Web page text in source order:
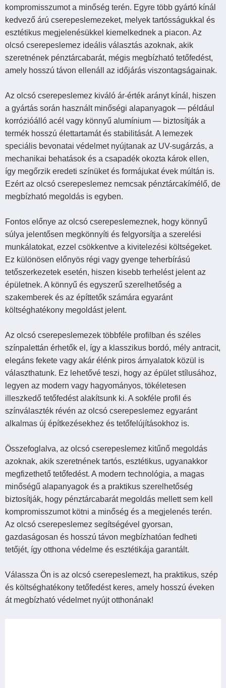
kompromisszumot a minőség terén. Egyre több gyártó kínál
kedvező árú cserepeslemezeket, melyek tartósságukkal és
esztétikus megjelenésükkel kiemelkednek a piacon. Az
olcsó cserepeslemez ideális választás azoknak, akik
szeretnének pénztárcabarát, mégis megbízható tetőfedést,
amely hosszú távon ellenáll az időjárás viszontagságainak.
Az olcsó cserepeslemez kiváló ár-érték arányt kínál, hiszen
a gyártás során használt minőségi alapanyagok — például
korrózióálló acél vagy könnyű alumínium — biztosítják a
termék hosszú élettartamát és stabilitását. A lemezek
speciális bevonatai védelmet nyújtanak az UV-sugárzás, a
mechanikai behatások és a csapadék okozta károk ellen,
így megőrzik eredeti színüket és formájukat évek múltán is.
Ezért az olcsó cserepeslemez nemcsak pénztárcakímélő, de
megbízható megoldás is egyben.
Fontos előnye az olcsó cserepeslemeznek, hogy könnyű
súlya jelentősen megkönnyíti és felgyorsítja a szerelési
munkálatokat, ezzel csökkentve a kivitelezési költségeket.
Ez különösen előnyös régi vagy gyenge teherbírású
tetőszerkezetek esetén, hiszen kisebb terhelést jelent az
épületnek. A könnyű és egyszerű szerelhetőség a
szakemberek és az építtetők számára egyaránt
költséghatékony megoldást jelent.
Az olcsó cserepeslemezek többféle profilban és széles
színpalettán érhetők el, így a klasszikus bordó, mély antracit,
elegáns fekete vagy akár élénk piros árnyalatok közül is
választhatunk. Ez lehetővé teszi, hogy az épület stílusához,
legyen az modern vagy hagyományos, tökéletesen
illeszkedő tetőfedést alakítsunk ki. A sokféle profil és
színválaszték révén az olcsó cserepeslemez egyaránt
alkalmas új építkezésekhez és tetőfelújításokhoz is.
Összefoglalva, az olcsó cserepeslemez kitűnő megoldás
azoknak, akik szeretnének tartós, esztétikus, ugyanakkor
megfizethető tetőfedést. A modern technológia, a magas
minőségű alapanyagok és a praktikus szerelhetőség
biztosítják, hogy pénztárcabarát megoldás mellett sem kell
kompromisszumot kötni a minőség és a megjelenés terén.
Az olcsó cserepeslemez segítségével gyorsan,
gazdaságosan és hosszú távon megbízhatóan fedheti
tetőjét, így otthona védelme és esztétikája garantált.
Válassza Ön is az olcsó cserepeslemezt, ha praktikus, szép
és költséghatékony tetőfedést keres, amely hosszú éveken
át megbízható védelmet nyújt otthonának!